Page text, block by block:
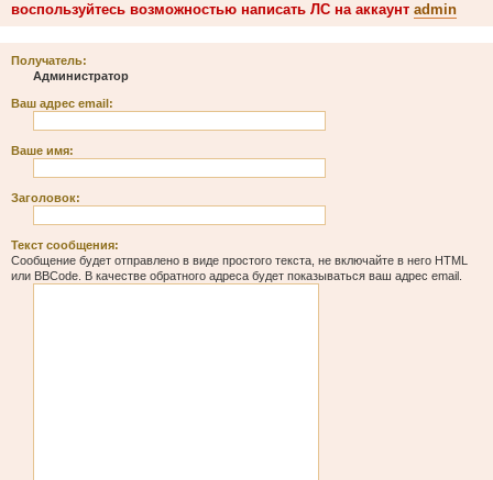
воспользуйтесь возможностью написать ЛС на аккаунт admin
Получатель:
Администратор
Ваш адрес email:
Ваше имя:
Заголовок:
Текст сообщения:
Сообщение будет отправлено в виде простого текста, не включайте в него HTML
или BBCode. В качестве обратного адреса будет показываться ваш адрес email.